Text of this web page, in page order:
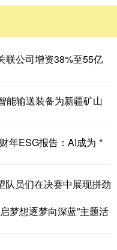
联公司增资38%至55亿
能输送装备为新疆矿山
年ESG报告：AI成为＂
队员们在决赛中展现拼劲
梦想逐梦向深蓝”主题活